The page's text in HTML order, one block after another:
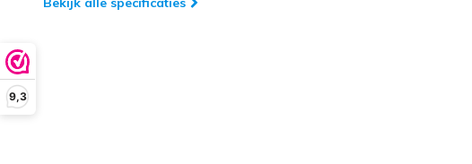
9,3